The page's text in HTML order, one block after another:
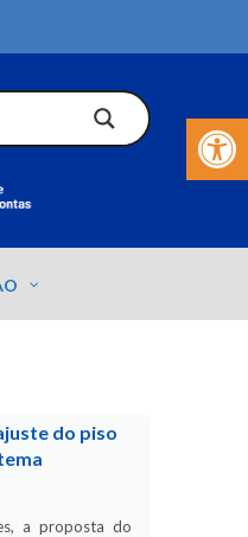
Barra de
do piso
a proposta do